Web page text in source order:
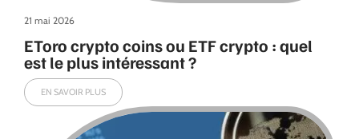
21 mai 2026
EToro crypto coins ou ETF crypto : quel
est le plus intéressant ?
EN SAVOIR PLUS